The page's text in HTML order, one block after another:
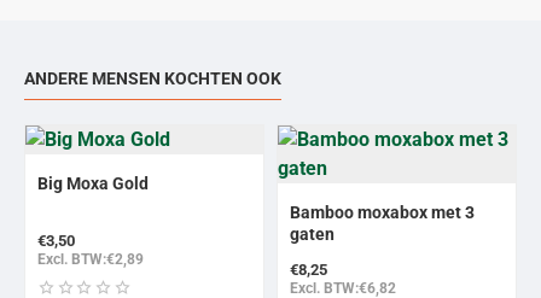
ANDERE MENSEN KOCHTEN OOK
Big Moxa Gold
€3,50
Excl. BTW:€2,89
Bamboo moxabox met 3
gaten
€8,25
Excl. BTW:€6,82